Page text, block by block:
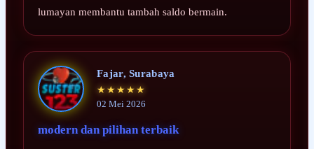
lumayan membantu tambah saldo bermain.
Fajar, Surabaya
★★★★★
02 Mei 2026
modern dan pilihan terbaik